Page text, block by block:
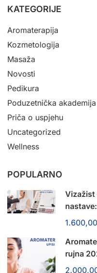
KATEGORIJE
Aromaterapija
Kozmetologija
Masaža
Novosti
Pedikura
Poduzetnička akademija
Priča o uspjehu
Uncategorized
Wellness
POPULARNO
Vizažist
rujna